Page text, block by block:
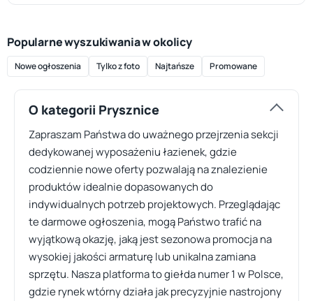
Popularne wyszukiwania w okolicy
Nowe ogłoszenia Tylko z foto Najtańsze Promowane
O kategorii Prysznice
Zapraszam Państwa do uważnego przejrzenia sekcji
dedykowanej wyposażeniu łazienek, gdzie
codziennie nowe oferty pozwalają na znalezienie
produktów idealnie dopasowanych do
indywidualnych potrzeb projektowych. Przeglądając
te darmowe ogłoszenia, mogą Państwo trafić na
wyjątkową okazję, jaką jest sezonowa promocja na
wysokiej jakości armaturę lub unikalna zamiana
sprzętu. Nasza platforma to giełda numer 1 w Polsce,
gdzie rynek wtórny działa jak precyzyjnie nastrojony